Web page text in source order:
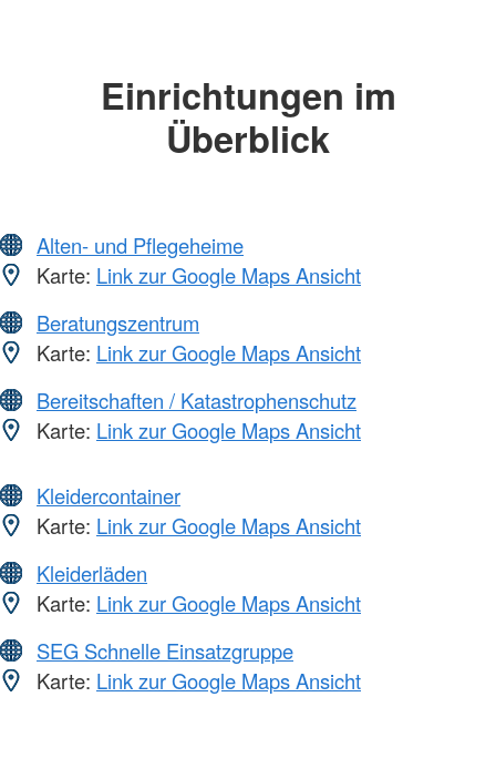
Einrichtungen im
Überblick
Alten- und Pflegeheime
Karte: Link zur Google Maps Ansicht
Beratungszentrum
Karte: Link zur Google Maps Ansicht
Bereitschaften / Katastrophenschutz
Karte: Link zur Google Maps Ansicht
Kleidercontainer
Karte: Link zur Google Maps Ansicht
Kleiderläden
Karte: Link zur Google Maps Ansicht
SEG Schnelle Einsatzgruppe
Karte: Link zur Google Maps Ansicht